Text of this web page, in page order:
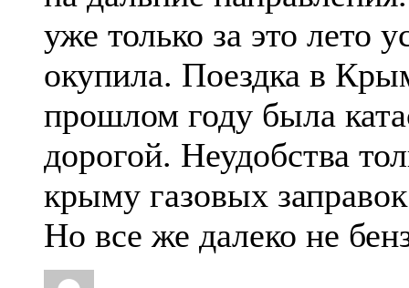
уже только за это лето
окупила. Поездка в
прошлом году была
дорогой. Неудобства
крыму газовых
Но все же далеко не